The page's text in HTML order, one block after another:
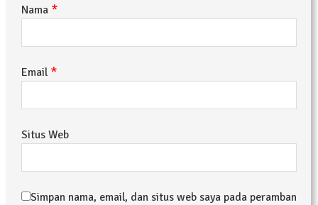
Nama *
Email *
Situs Web
Simpan nama, email, dan situs web saya pada peramban